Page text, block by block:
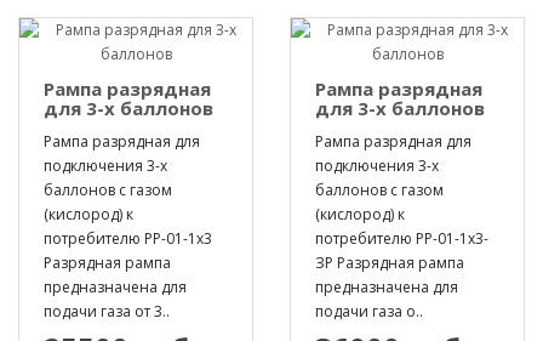
Рампа разрядная
для 3-х баллонов
Рампа разрядная для
подключения 3-х
баллонов с газом
(кислород) к
потребителю РР-01-1х3
Разрядная рампа
предназначена для
подачи газа от 3..
Рампа разрядная
для 3-х баллонов
Рампа разрядная для
подключения 3-х
баллонов с газом
(кислород) к
потребителю РР-01-1х3-
ЗР Разрядная рампа
предназначена для
подачи газа о..